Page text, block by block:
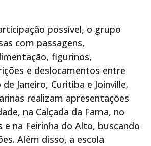
possível, o grupo
com passagens,
figurinos,
e deslocamentos entre
Janeiro, Curitiba e Joinville.
realizam apresentações
na Calçada da Fama, no
e na Feirinha do Alto, buscando
Além disso, a escola